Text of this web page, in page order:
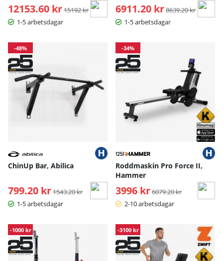
12153.60 kr Ordinarie pris:
15192 kr
1-5 arbetsdagar
6911.20 kr Ordinarie pris:
8639.20 kr
1-5 arbetsdagar
-48%
ChinUp Bar, Abilica
799.20 kr Ordinarie pris:
1543.20 kr
1-5 arbetsdagar
-34%
Roddmaskin Pro Force II,
Hammer
3996 kr Ordinarie pris:
6079.20 kr
2-10 arbetsdagar
-1000 kr -3100 kr